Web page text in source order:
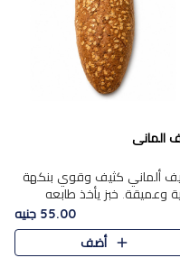
المانى
ألماني كثيف وقوي بنكهة
وعميقة. خبز يأخذ طابعه
55.00 جنيه
أضف